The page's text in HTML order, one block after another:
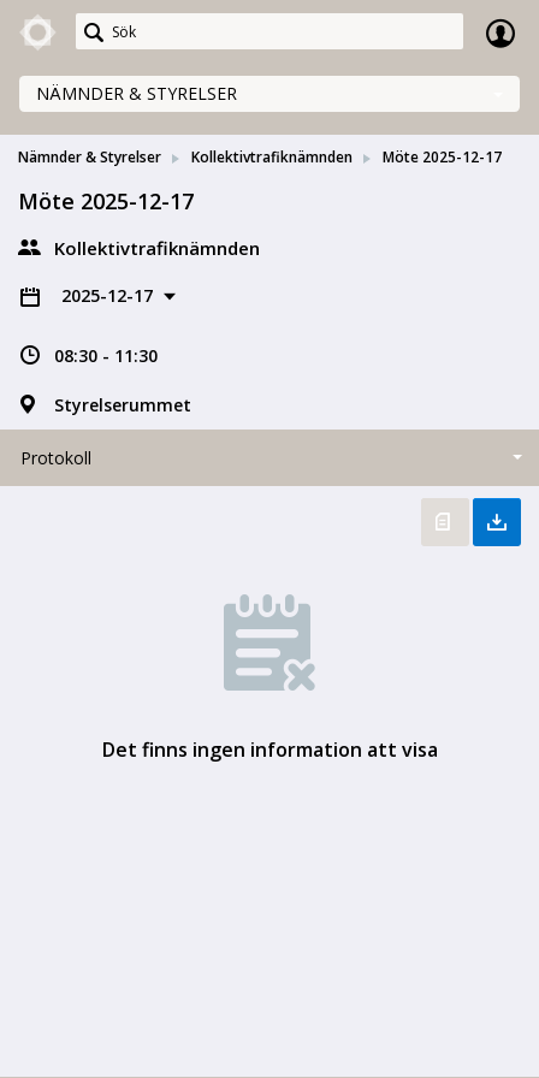
Meetings+
NÄMNDER & STYRELSER
Nämnder & Styrelser Kollektivtrafiknämnden Möte 2025-12-17
Möte 2025-12-17
Kollektivtrafiknämnden
2025-12-17
08:30 - 11:30
Styrelserummet
Protokoll
Det finns ingen information att visa